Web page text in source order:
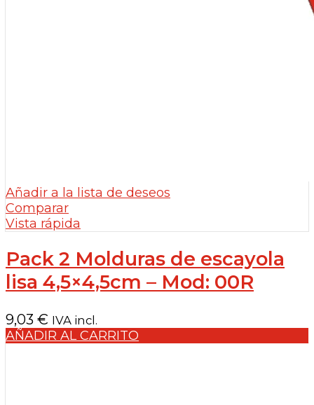
Añadir a la lista de deseos
Comparar
Vista rápida
Pack 2 Molduras de escayola
lisa 4,5×4,5cm – Mod: 00R
9,03 € IVA incl.
AÑADIR AL CARRITO